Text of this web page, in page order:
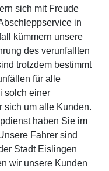
sich mit Freude
in
kümmern unsere
des verunfallten
trotzdem bestimmt
für alle
solch einer
sich um alle Kunden.
haben Sie im
Fahrer sind
Stadt Eislingen
wir unsere Kunden